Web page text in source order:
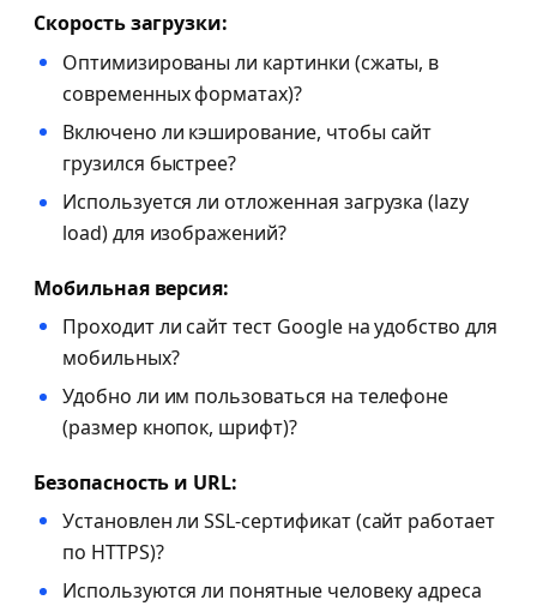
Скорость загрузки:
Оптимизированы ли картинки (сжаты, в
современных форматах)?
Включено ли кэширование, чтобы сайт
грузился быстрее?
Используется ли отложенная загрузка (lazy
load) для изображений?
Мобильная версия:
Проходит ли сайт тест Google на удобство для
мобильных?
Удобно ли им пользоваться на телефоне
(размер кнопок, шрифт)?
Безопасность и URL:
Установлен ли SSL-сертификат (сайт работает
по HTTPS)?
Используются ли понятные человеку адреса